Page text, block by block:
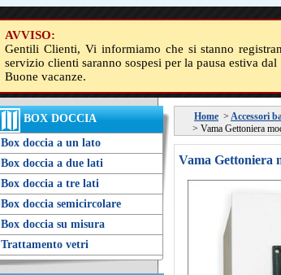
AVVISO:
Gentili Clienti, Vi informiamo che si stanno
servizio clienti saranno sospesi per la pausa estiva
Buone vacanze.
BOX DOCCIA
Box doccia a un lato
Box doccia a due lati
Box doccia a tre lati
Box doccia semicircolare
Box doccia su misura
Trattamento vetri
Home > Accessori
> Vama Gettoniera
Vama Gettoniera